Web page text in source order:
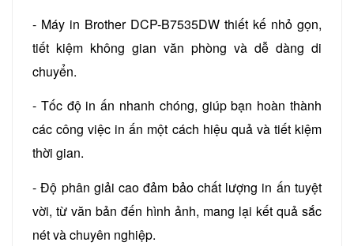
- Máy in Brother DCP-B7535DW thiết kế nhỏ gọn,
tiết kiệm không gian văn phòng và dễ dàng di
chuyển.
- Tốc độ in ấn nhanh chóng, giúp bạn hoàn thành
các công việc in ấn một cách hiệu quả và tiết kiệm
thời gian.
- Độ phân giải cao đảm bảo chất lượng in ấn tuyệt
vời, từ văn bản đến hình ảnh, mang lại kết quả sắc
nét và chuyên nghiệp.